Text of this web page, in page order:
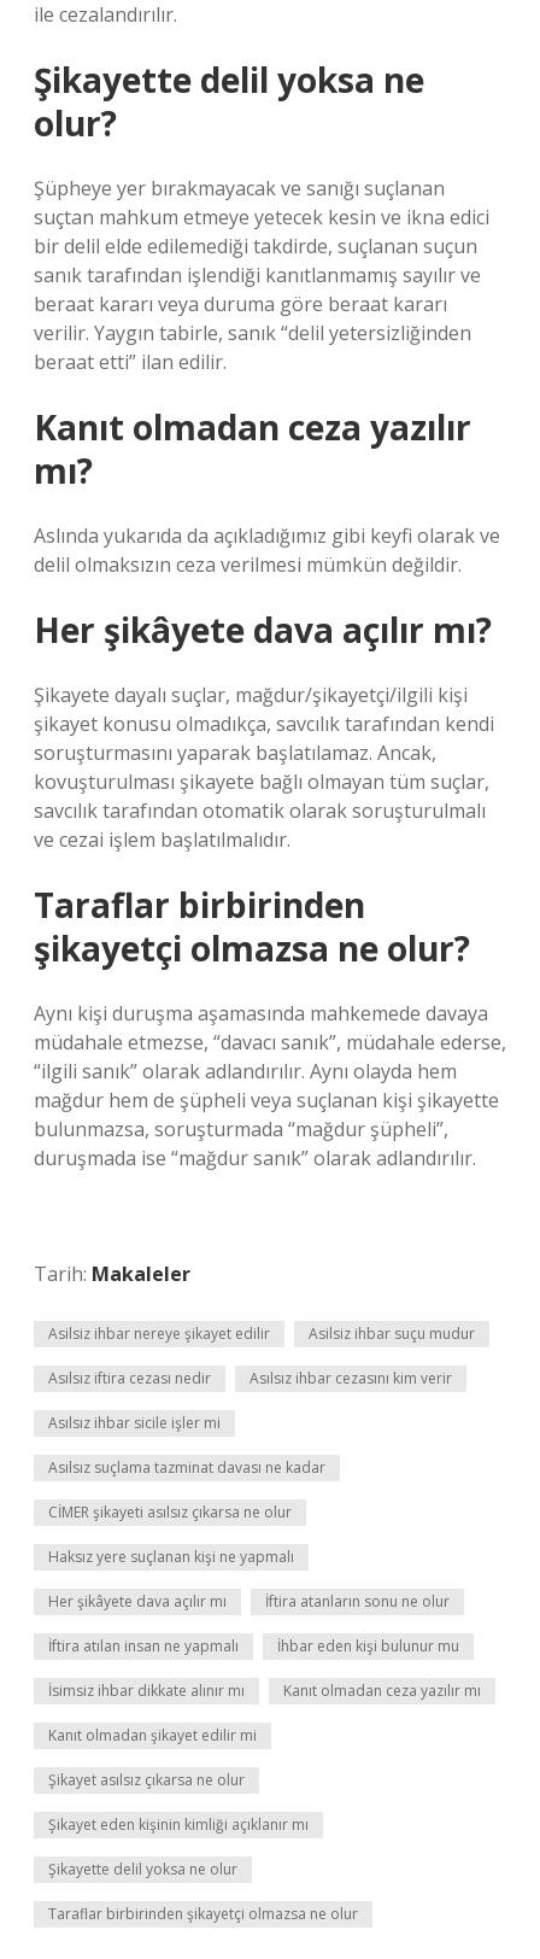
ile cezalandırılır.
Şikayette delil yoksa ne
olur?
Şüpheye yer bırakmayacak ve sanığı suçlanan
suçtan mahkum etmeye yetecek kesin ve ikna edici
bir delil elde edilemediği takdirde, suçlanan suçun
sanık tarafından işlendiği kanıtlanmamış sayılır ve
beraat kararı veya duruma göre beraat kararı
verilir. Yaygın tabirle, sanık “delil yetersizliğinden
beraat etti” ilan edilir.
Kanıt olmadan ceza yazılır
mı?
Aslında yukarıda da açıkladığımız gibi keyfi olarak ve
delil olmaksızın ceza verilmesi mümkün değildir.
Her şikâyete dava açılır mı?
Şikayete dayalı suçlar, mağdur/şikayetçi/ilgili kişi
şikayet konusu olmadıkça, savcılık tarafından kendi
soruşturmasını yaparak başlatılamaz. Ancak,
kovuşturulması şikayete bağlı olmayan tüm suçlar,
savcılık tarafından otomatik olarak soruşturulmalı
ve cezai işlem başlatılmalıdır.
Taraflar birbirinden
şikayetçi olmazsa ne olur?
Aynı kişi duruşma aşamasında mahkemede davaya
müdahale etmezse, “davacı sanık”, müdahale ederse,
“ilgili sanık” olarak adlandırılır. Aynı olayda hem
mağdur hem de şüpheli veya suçlanan kişi şikayette
bulunmazsa, soruşturmada “mağdur şüpheli”,
duruşmada ise “mağdur sanık” olarak adlandırılır.
Tarih: Makaleler
Asilsiz ihbar nereye şikayet edilir Asilsiz ihbar suçu mudur
Asılsız iftira cezası nedir Asılsız ihbar cezasını kim verir
Asılsız ihbar sicile işler mi
Asılsız suçlama tazminat davası ne kadar
CİMER şikayeti asılsız çıkarsa ne olur
Haksız yere suçlanan kişi ne yapmalı
Her şikâyete dava açılır mı İftira atanların sonu ne olur
İftira atılan insan ne yapmalı İhbar eden kişi bulunur mu
İsimsiz ihbar dikkate alınır mı Kanıt olmadan ceza yazılır mı
Kanıt olmadan şikayet edilir mi
Şikayet asılsız çıkarsa ne olur
Şikayet eden kişinin kimliği açıklanır mı
Şikayette delil yoksa ne olur
Taraflar birbirinden şikayetçi olmazsa ne olur